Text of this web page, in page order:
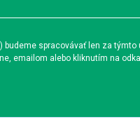
budeme spracovávať len za
emailom alebo kliknutím na